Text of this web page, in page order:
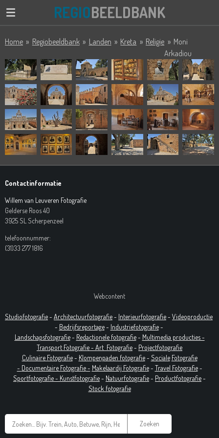
Ga
de
REGIOBEELDBANK
Home » Regiobeeldbank » Landen » Kreta » Religie » Moni
Arkadiou
Contactinformatie
Willem van Leuveren Fotografie
Gelderse Roos 40
3925 SL Scherpenzeel
telefoonnummer:
(31)33 277 1816
Webcontent
Studiofotografie- Architectuurfotografie- Interieurfotografie- Videoproductie
- Bedrijfsreportage- Industriefotografie-
Landschapsfotografie- Redactionele fotografie- Multimedia producties -
Transport Fotografie - Art Fotografie- Projectfotografie
Culinaire Fotografie- Klompenpaden fotografie- Sociale Fotografie
- Documentaire Fotografie- Makelaardij Fotografie- Travel Fotografie-
Sportfotografie - Kunstfotografie- Natuurfotografie- Productfotografie-
Stock fotografie
Zoeken